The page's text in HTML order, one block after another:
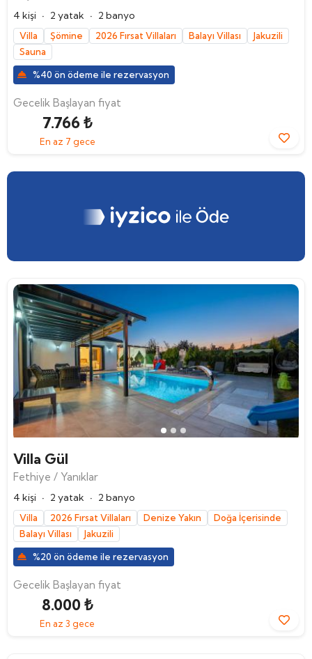
4 kişi · 2 yatak · 2 banyo
Villa Şömine 2026 Fırsat Villaları Balayı Villası
Jakuzili
Sauna
%40 ön ödeme ile rezervasyon
Gecelik Başlayan fiyat
7.766 ₺
En az 7 gece
Villa Gül
Fethiye / Yanıklar
4 kişi · 2 yatak · 2 banyo
Villa 2026 Fırsat Villaları Denize Yakın
Doğa İçerisinde
Balayı Villası
Jakuzili
%20 ön ödeme ile rezervasyon
Gecelik Başlayan fiyat
8.000 ₺
En az 3 gece